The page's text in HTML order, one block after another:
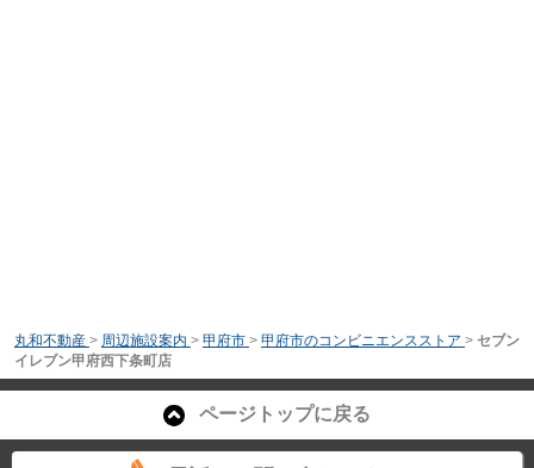
丸和不動産 > 周辺施設案内 > 甲府市 > 甲府市のコンビニエンスストア > セブン
イレブン甲府西下条町店
ページトップに戻る